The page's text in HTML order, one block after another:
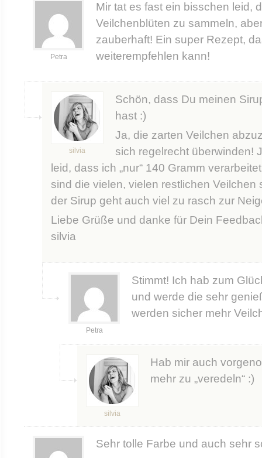
Petra
Mir tat es fast ein bisschen leid,
Veilchenblüten zu sammeln,
zauberhaft! Ein super Rezept,
weiterempfehlen kann!
silvia
Schön, dass Du meinen
hast :)
Ja, die zarten Veilchen
sich regelrecht überwinden!
leid, dass ich „nur“ 140 Gramm
sind die vielen, vielen restlichen Veilchen
der Sirup geht auch viel zu rasch zur
Liebe Grüße und danke für Dein
silvia
Petra
Stimmt! Ich hab zum
und werde die sehr
werden sicher mehr
silvia
Hab mir auch
mehr zu „veredeln“ :)
Sehr tolle Farbe und auch sehr